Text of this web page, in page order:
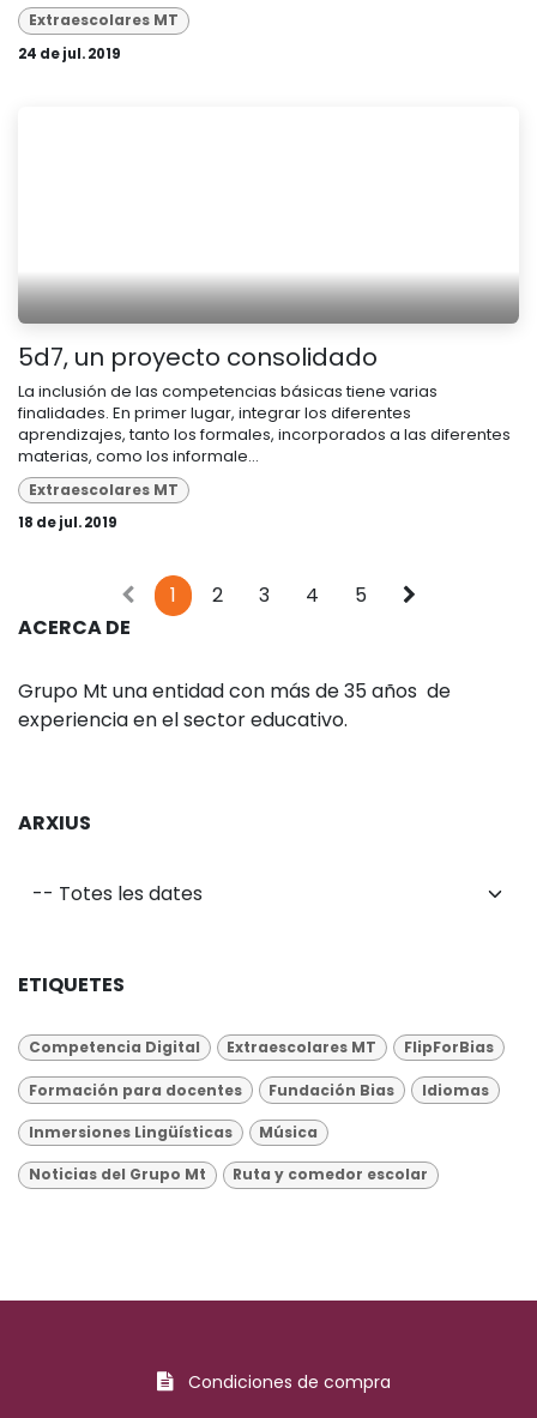
Extraescolares MT
24 de jul. 2019
5d7, un proyecto consolidado
La inclusión de las competencias básicas tiene varias
finalidades. En primer lugar, integrar los diferentes
aprendizajes, tanto los formales, incorporados a las diferentes
materias, como los informale...
Extraescolares MT
18 de jul. 2019
1 2 3 4
5
ACERCA DE
Grupo Mt una entidad con más de 35 años de
experiencia en el sector educativo.
ARXIUS
ETIQUETES
Competencia Digital Extraescolares MT FlipForBias
Formación para docentes Fundación Bias Idiomas
Inmersiones Lingüísticas Música
Noticias del Grupo Mt Ruta y comedor escolar
Condiciones de compra